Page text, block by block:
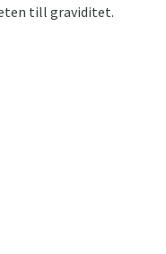
till graviditet.